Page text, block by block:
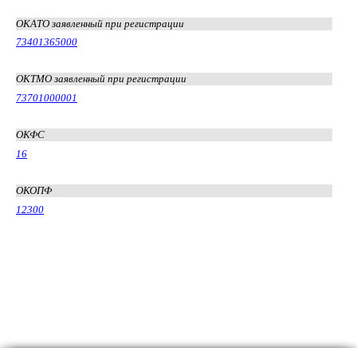
ОКАТО заявленный при регистрации
73401365000
ОКТМО заявленный при регистрации
73701000001
ОКФС
16
ОКОПФ
12300